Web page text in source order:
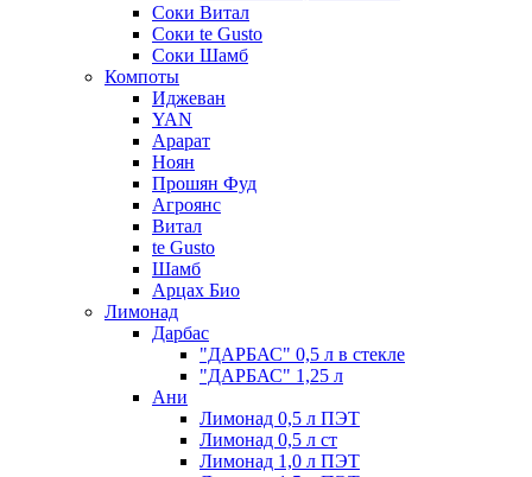
Соки Витал
Соки te Gusto
Соки Шамб
Компоты
Иджеван
YAN
Арарат
Ноян
Прошян Фуд
Агроянс
Витал
te Gusto
Шамб
Арцах Био
Лимонад
Дарбас
"ДАРБАС" 0,5 л в стекле
"ДАРБАС" 1,25 л
Ани
Лимонад 0,5 л ПЭТ
Лимонад 0,5 л ст
Лимонад 1,0 л ПЭТ